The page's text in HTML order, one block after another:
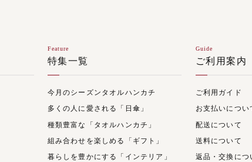
Feature
特集一覧
今月のシーズンタオルハンカチ
多くの人に愛される「日傘」
種類豊富な「タオルハンカチ」
組み合わせを楽しめる「ギフト」
暮らしを豊かにする「インテリア」
Guide
ご利用案内
ご利用ガイド
お支払いについ
配送について
送料について
返品・交換につ